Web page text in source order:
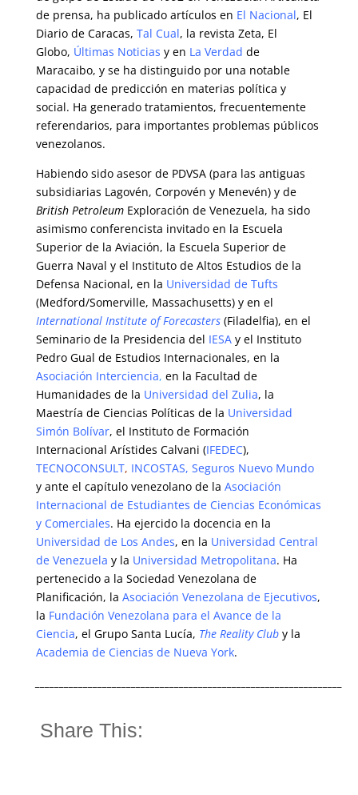
de prensa, ha publicado artículos en El Nacional, El
Diario de Caracas, Tal Cual, la revista Zeta, El
Globo, Últimas Noticias y en La Verdad de
Maracaibo, y se ha distinguido por una notable
capacidad de predicción en materias política y
social. Ha generado tratamientos, frecuentemente
referendarios, para importantes problemas públicos
venezolanos.
Habiendo sido asesor de PDVSA (para las antiguas
subsidiarias Lagovén, Corpovén y Menevén) y de
British PetroleumExploración de Venezuela, ha sido
asimismo conferencista invitado en la Escuela
Superior de la Aviación, la Escuela Superior de
Guerra Naval y el Instituto de Altos Estudios de la
Defensa Nacional, en la Universidad de Tufts
(Medford/Somerville, Massachusetts) y en el
International Institute of Forecasters (Filadelfia), en el
Seminario de la Presidencia del IESA y el Instituto
Pedro Gual de Estudios Internacionales, en la
Asociación Interciencia, en la Facultad de
Humanidades de la Universidad del Zulia, la
Maestría de Ciencias Políticas de la Universidad
Simón Bolívar, el Instituto de Formación
Internacional Arístides Calvani (IFEDEC),
TECNOCONSULT, INCOSTAS, Seguros Nuevo Mundo
y ante el capítulo venezolano de la Asociación
Internacional de Estudiantes de Ciencias Económicas
y Comerciales. Ha ejercido la docencia en la
Universidad de Los Andes, en la Universidad Central
de Venezuela y la Universidad Metropolitana. Ha
pertenecido a la Sociedad Venezolana de
Planificación, la Asociación Venezolana de Ejecutivos,
la Fundación Venezolana para el Avance de la
Ciencia, el Grupo Santa Lucía, The Reality Club y la
Academia de Ciencias de Nueva York.
Share This: